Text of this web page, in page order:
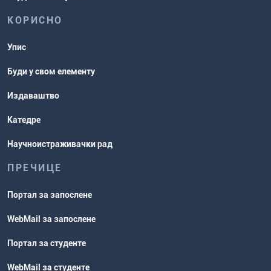
КОРИСНО
Упис
Буди у свом елементу
Издаваштво
Катедре
Научноистраживачки рад
ПРЕЧИЦЕ
Портал за запослене
WebMail за запослене
Портал за студенте
WebMail за студенте